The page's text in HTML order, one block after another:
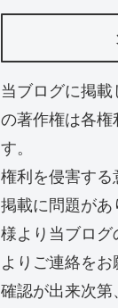
当ブログに掲
の著作権は各権
す。
権利を侵害す
掲載に問題があ
様より当ブログ
よりご連絡をお
確認が出来次第